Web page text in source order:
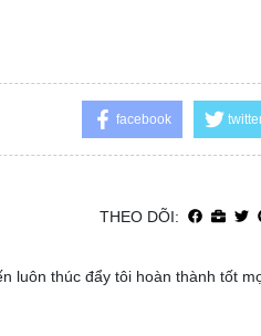
facebook
THEO DÕI:
luôn thúc đẩy tôi hoàn thành tốt